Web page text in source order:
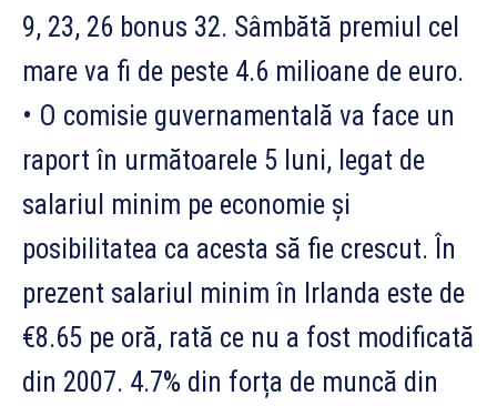
9, 23, 26 bonus 32. Sâmbătă premiul cel
mare va fi de peste 4.6 milioane de euro.
• O comisie guvernamentală va face un
raport în următoarele 5 luni, legat de
salariul minim pe economie și
posibilitatea ca acesta să fie crescut. În
prezent salariul minim în Irlanda este de
€8.65 pe oră, rată ce nu a fost modificată
din 2007. 4.7% din forța de muncă din